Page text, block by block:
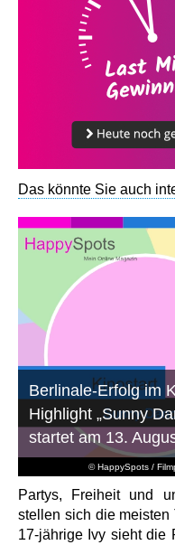
Das könnte Sie auch
© HappySpots /
Berlinale-Erfolg im
Highlight „Sunny
startet am 13.
Partys, Freiheit und
stellen sich die meisten
17-jährige Ivy sieht die